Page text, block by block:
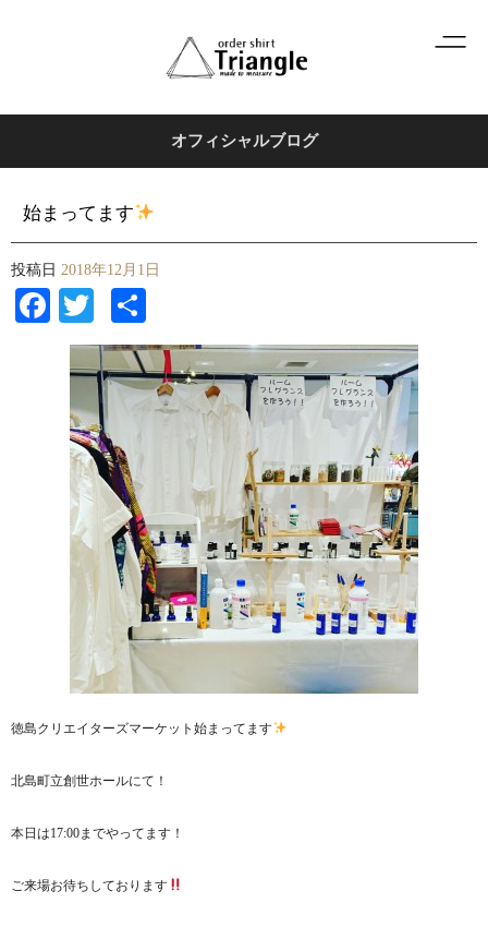
オフィシャルブログ
始まってます
投稿日 2018年12月1日
Facebook
Twitter
有
徳島クリエイターズマーケット始まってます
北島町立創世ホールにて！
本日は17:00までやってます！
ご来場お待ちしております